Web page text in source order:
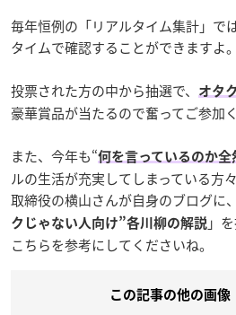
毎年恒例の「リアルタイム集計」で
タイムで確認することができますよ。
投票された方の中から抽選で、 オタ
豪華賞品が当たるので奮ってご参加
また、今年も“何を言っているのか全
ルの生活が充実してしまっている方
取締役の横山さんが自身のブログに
クじゃない人向け”各川柳の解説 」
こちらを参考にしてくださいね。
この記事の他の画像